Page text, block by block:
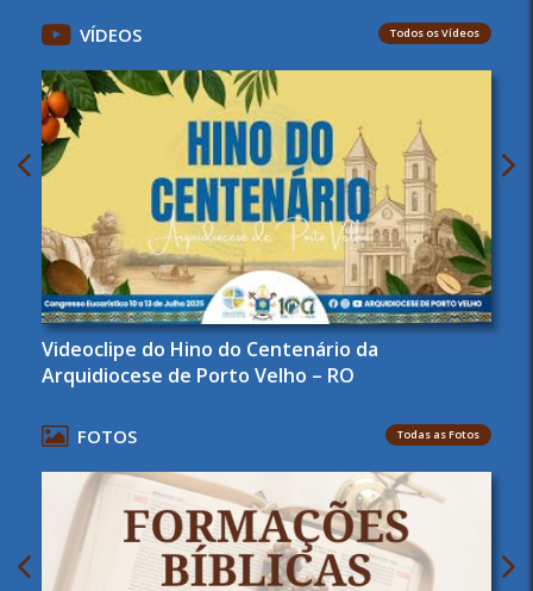
VÍDEOS Todos os Vídeos
Videoclipe do Hino do Centenário da
Arquidiocese de Porto Velho – RO
FOTOS Todas as Fotos